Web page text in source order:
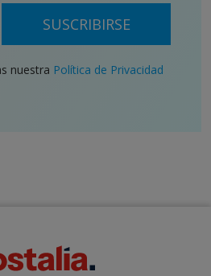
SUSCRIBIRSE
nuestra Política de Privacidad